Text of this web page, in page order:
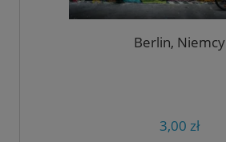
Berlin, Niemcy
3,00 zł